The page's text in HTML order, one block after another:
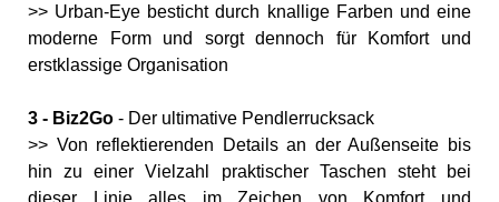
>> Urban-Eye besticht durch knallige Farben und eine
moderne Form und sorgt dennoch für Komfort und
erstklassige Organisation
3 - Biz2Go - Der ultimative Pendlerrucksack
>> Von reflektierenden Details an der Außenseite bis
hin zu einer Vielzahl praktischer Taschen steht bei
dieser Linie alles im Zeichen von Komfort und